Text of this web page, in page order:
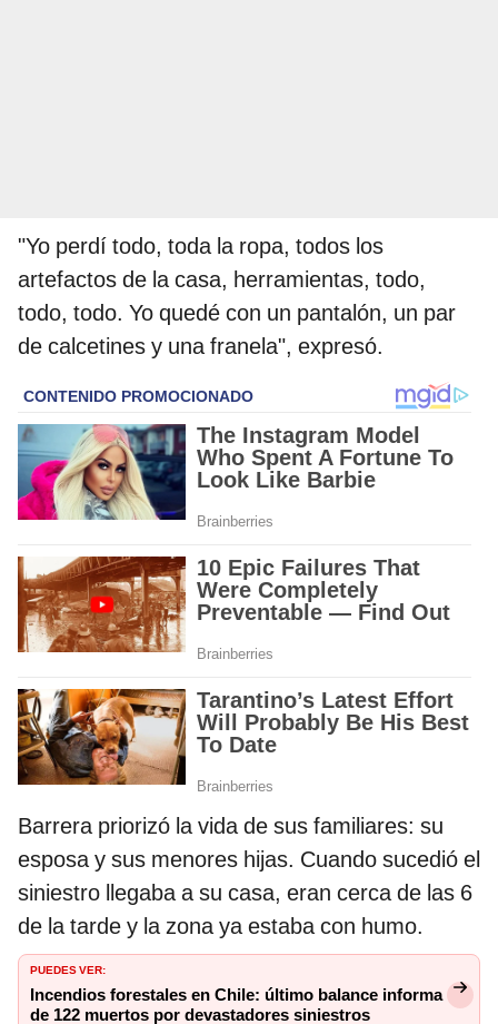
"Yo perdí todo, toda la ropa, todos los
artefactos de la casa, herramientas, todo,
todo, todo. Yo quedé con un pantalón, un par
de calcetines y una franela", expresó.
Barrera priorizó la vida de sus familiares: su
esposa y sus menores hijas. Cuando sucedió el
siniestro llegaba a su casa, eran cerca de las 6
de la tarde y la zona ya estaba con humo.
PUEDES VER:
Incendios forestales en Chile: último balance informa
de 122 muertos por devastadores siniestros